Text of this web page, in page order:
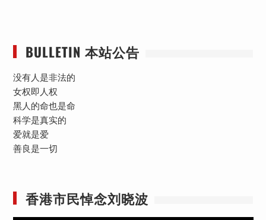
BULLETIN 本站公告
没有人是非法的
女权即人权
黑人的命也是命
科学是真实的
爱就是爱
善良是一切
香港市民悼念刘晓波